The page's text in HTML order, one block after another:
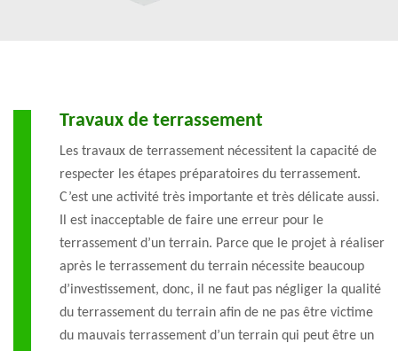
Travaux de terrassement
Les travaux de terrassement nécessitent la capacité de
respecter les étapes préparatoires du terrassement.
C’est une activité très importante et très délicate aussi.
Il est inacceptable de faire une erreur pour le
terrassement d’un terrain. Parce que le projet à réaliser
après le terrassement du terrain nécessite beaucoup
d’investissement, donc, il ne faut pas négliger la qualité
du terrassement du terrain afin de ne pas être victime
du mauvais terrassement d’un terrain qui peut être un